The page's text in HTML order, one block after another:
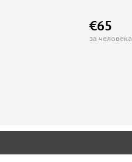
€65
за человека